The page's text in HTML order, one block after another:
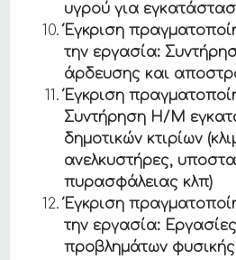
υγρού για
Έγκριση
την εργασία:
άρδευσης και
Έγκριση
Συντήρηση Η/Μ
δημοτικών κτιρίων
ανελκυστήρες,
πυρασφάλειας κλπ)
Έγκριση
την εργασία:
προβλημάτων